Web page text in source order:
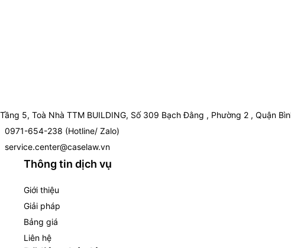
Tầng 5, Toà Nhà TTM BUILDING, Số 309 Bạch Đằng , Phường 2 , Quận
0971-654-238 (Hotline/ Zalo)
service.center@caselaw.vn
Thông tin dịch vụ
Giới thiệu
Giải pháp
Bảng giá
Liên hệ